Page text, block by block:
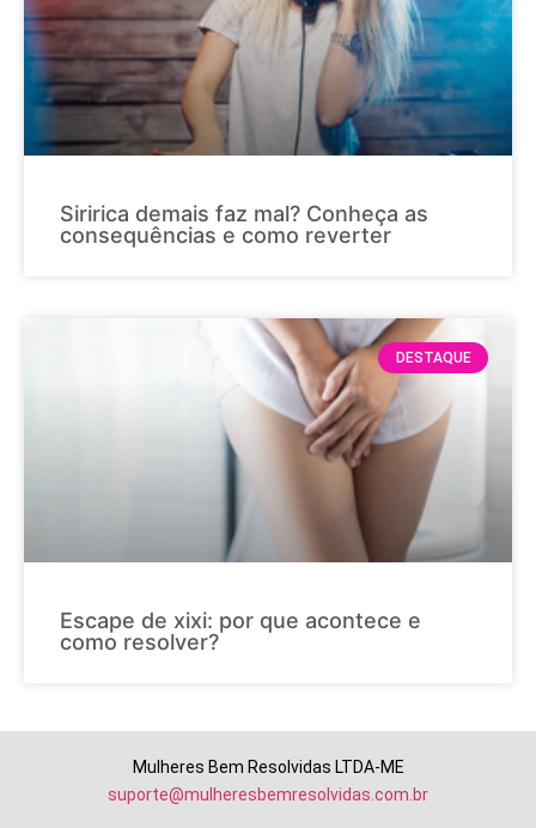
Siririca demais faz mal? Conheça as
consequências e como reverter
DESTAQUE
Escape de xixi: por que acontece e
como resolver?
Mulheres Bem Resolvidas LTDA-ME
suporte@mulheresbemresolvidas.com.br